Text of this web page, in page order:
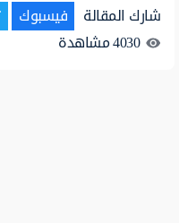
شارك المقالة فيسبوك
4030مشاهدة